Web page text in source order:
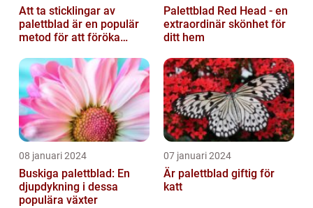
Att ta sticklingar av
palettblad är en populär
metod för att föröka
Palettblad Red Head - en
extraordinär skönhet för
ditt hem
08 januari 2024
Buskiga palettblad: En
djupdykning i dessa
populära växter
07 januari 2024
Är palettblad giftig för
katt